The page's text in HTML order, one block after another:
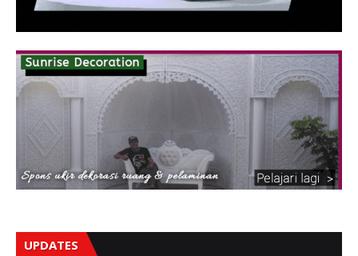
UPDATES